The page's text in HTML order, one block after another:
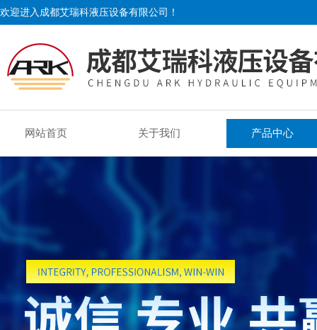
欢迎进入成都艾瑞科液压设备有限公司！
网站首页 关于我们 产品中心